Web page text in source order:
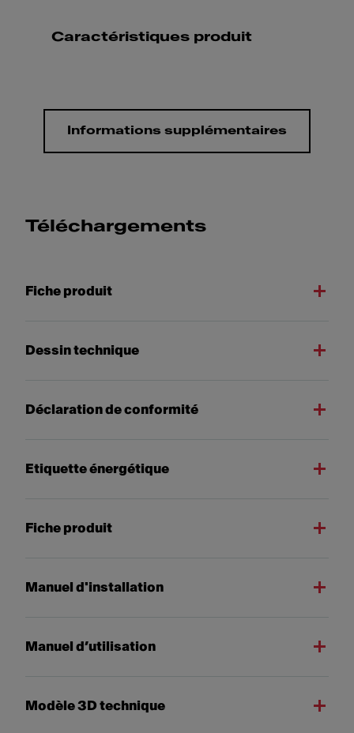
Caractéristiques produit
Informations supplémentaires
Téléchargements
Fiche produit
Dessin technique
Déclaration de conformité
Etiquette énergétique
Fiche produit
Manuel d'installation
Manuel d’utilisation
Modèle 3D technique